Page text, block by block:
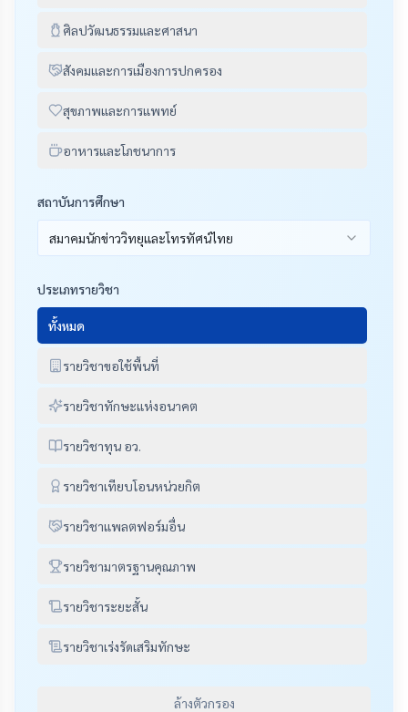
ศิลปวัฒนธรรมและศาสนา
สังคมและการเมืองการปกครอง
สุขภาพและการแพทย์
อาหารและโภชนาการ
สถาบันการศึกษา
สมาคมนักข่าววิทยุและโทรทัศน์ไทย
ประเภทรายวิชา
ทั้งหมด
รายวิชาขอใช้พื้นที่
รายวิชาทักษะแห่งอนาคต
รายวิชาทุน อว.
รายวิชาเทียบโอนหน่วยกิต
รายวิชาแพลตฟอร์มอื่น
รายวิชามาตรฐานคุณภาพ
รายวิชาระยะสั้น
รายวิชาเร่งรัดเสริมทักษะ
ล้างตัวกรอง